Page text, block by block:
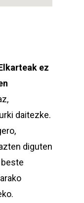
ez
daitezke.
diguten